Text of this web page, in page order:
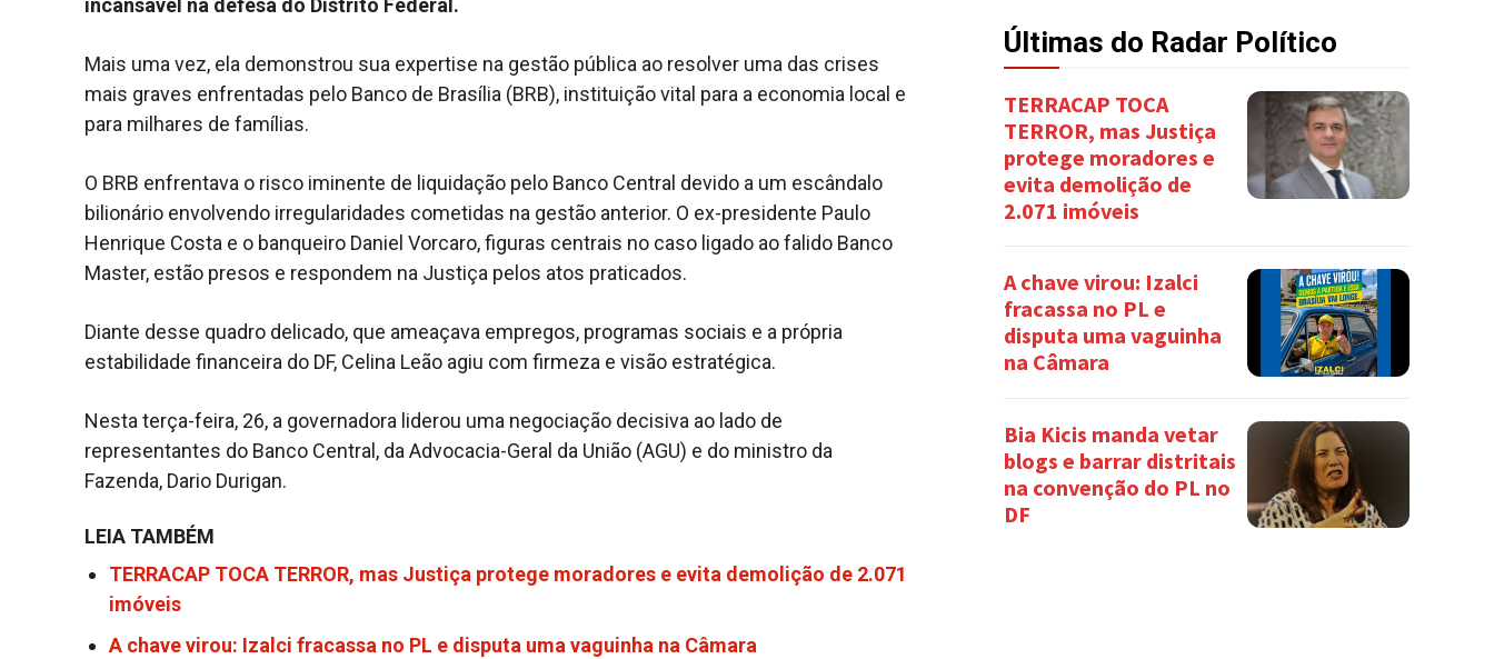
incansável na defesa do Distrito Federal.
Mais uma vez, ela demonstrou sua expertise na gestão pública ao resolver uma das crises
mais graves enfrentadas pelo Banco de Brasília (BRB), instituição vital para a economia local e
para milhares de famílias.
O BRB enfrentava o risco iminente de liquidação pelo Banco Central devido a um escândalo
bilionário envolvendo irregularidades cometidas na gestão anterior. O ex-presidente Paulo
Henrique Costa e o banqueiro Daniel Vorcaro, figuras centrais no caso ligado ao falido Banco
Master, estão presos e respondem na Justiça pelos atos praticados.
Diante desse quadro delicado, que ameaçava empregos, programas sociais e a própria
estabilidade financeira do DF, Celina Leão agiu com firmeza e visão estratégica.
Nesta terça-feira, 26, a governadora liderou uma negociação decisiva ao lado de
representantes do Banco Central, da Advocacia-Geral da União (AGU) e do ministro da
Fazenda, Dario Durigan.
LEIA TAMBÉM
TERRACAP TOCA TERROR, mas Justiça protege moradores e evita demolição de 2.071
imóveis
A chave virou: Izalci fracassa no PL e disputa uma vaguinha na Câmara
Últimas do Radar Político
TERRACAP TOCA
TERROR, mas Justiça
protege moradores e
evita demolição de
2.071 imóveis
A chave virou: Izalci
fracassa no PL e
disputa uma vaguinha
na Câmara
Bia Kicis manda vetar
blogs e barrar distritais
na convenção do PL no
DF